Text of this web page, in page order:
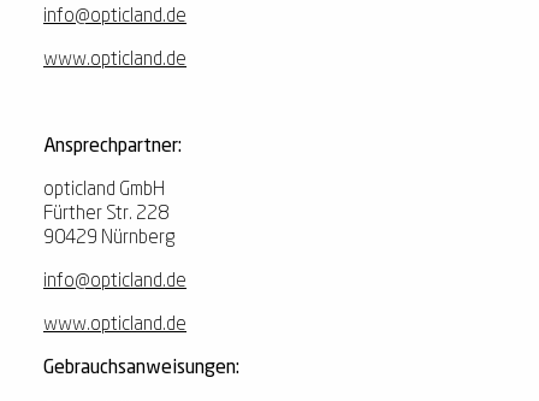
info@opticland.de
www.opticland.de
Ansprechpartner:
opticland GmbH
Fürther Str. 228
90429 Nürnberg
info@opticland.de
www.opticland.de
Gebrauchsanweisungen: